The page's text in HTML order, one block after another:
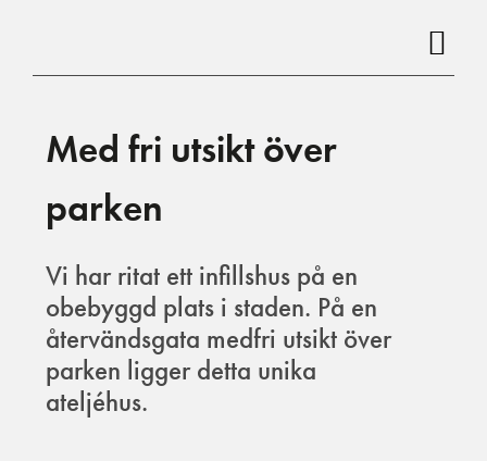
innehåll
Med fri utsikt över
parken
Vi har ritat ett infillshus på en
obebyggd plats i staden. På en
återvändsgata medfri utsikt över
parken ligger detta unika
ateljéhus.